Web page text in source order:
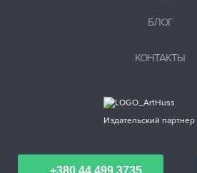
+380 44 499 3735
БЛОГ
КОНТАКТЫ
Издательский партнер